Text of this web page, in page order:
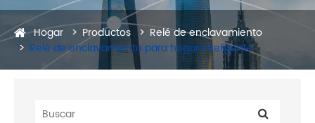
Hogar Productos
Relé de enclavamiento
Relé de enclavamiento para hogar inteligente